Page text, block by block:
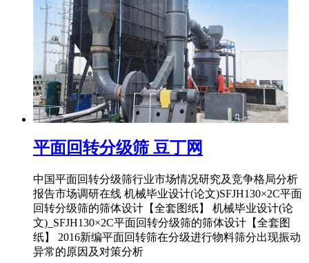
平面回转分级筛 豆丁网
中国平面回转分级筛行业市场情况研究及竞争格局分析
报告市场调研在线 机械毕业设计(论文)SFJH130×2C平面
回转分级筛的筛体设计【全套图纸】 机械毕业设计(论
文)_SFJH130×2C平面回转分级筛的筛体设计【全套图
纸】 2016新编平面回转筛在分级进行物料筛分出现振动
异常的原因及对策分析